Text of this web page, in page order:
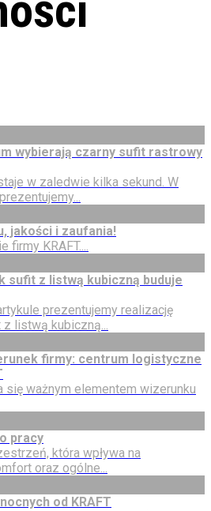
wybierają czarny sufit rastrowy
w zaledwie kilka sekund. W
jakości i zaufania!
firmy KRAFT....
sufit z listwą kubiczną buduje
prezentujemy realizację
listwą kubiczną...
firmy: centrum logistyczne
się ważnym elementem wizerunku
pracy
która wpływa na
oraz ogólne...
od KRAFT